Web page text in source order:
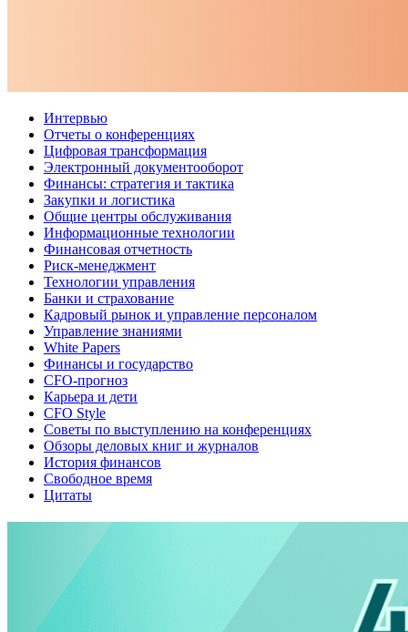
Интервью
Отчеты о конференциях
Цифровая трансформация
Электронный документооборот
Финансы: стратегия и тактика
Закупки и логистика
Общие центры обслуживания
Информационные технологии
Финансовая отчетность
Риск-менеджмент
Технологии управления
Банки и страхование
Кадровый рынок и управление персоналом
Управление знаниями
White Papers
Финансы и государство
CFO-прогноз
Карьера и дети
CFO Style
Советы по выступлению на конференциях
Обзоры деловых книг и журналов
История финансов
Свободное время
Цитаты